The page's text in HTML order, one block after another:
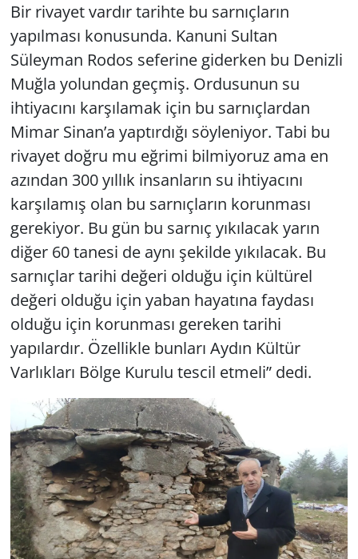
Bir rivayet vardır tarihte bu sarnıçların
yapılması konusunda. Kanuni Sultan
Süleyman Rodos seferine giderken bu Denizli
Muğla yolundan geçmiş. Ordusunun su
ihtiyacını karşılamak için bu sarnıçlardan
Mimar Sinan’a yaptırdığı söyleniyor. Tabi bu
rivayet doğru mu eğrimi bilmiyoruz ama en
azından 300 yıllık insanların su ihtiyacını
karşılamış olan bu sarnıçların korunması
gerekiyor. Bu gün bu sarnıç yıkılacak yarın
diğer 60 tanesi de aynı şekilde yıkılacak. Bu
sarnıçlar tarihi değeri olduğu için kültürel
değeri olduğu için yaban hayatına faydası
olduğu için korunması gereken tarihi
yapılardır. Özellikle bunları Aydın Kültür
Varlıkları Bölge Kurulu tescil etmeli” dedi.